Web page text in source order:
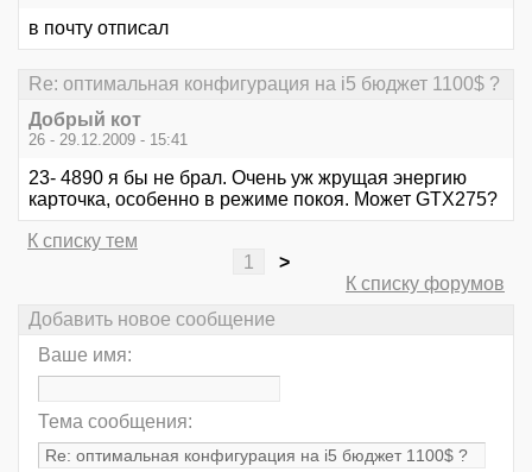
в почту отписал
Re: оптимальная конфигурация на i5 бюджет 1100$ ?
Добрый кот
26 - 29.12.2009 - 15:41
23- 4890 я бы не брал. Очень уж жрущая энергию
карточка, особенно в режиме покоя. Может GTX275?
К списку тем
1
>
К списку форумов
Добавить новое сообщение
Ваше имя:
Тема сообщения: